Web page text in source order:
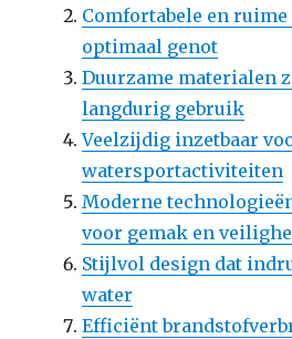
Comfortabele en
optimaal genot
Duurzame materialen
langdurig gebruik
Veelzijdig inzetbaar
watersportactiviteiten
Moderne
voor gemak en
Stijlvol design dat
water
Efficiënt